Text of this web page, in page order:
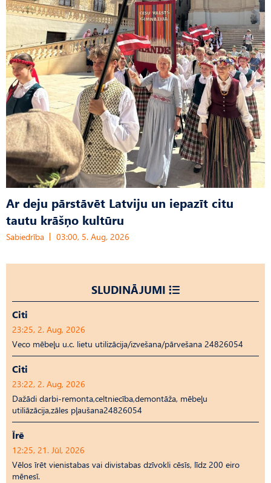
Ar deju pārstāvēt Latviju un iepazīt citu
tautu krāšņo kultūru
Sabiedrība 03:00, 5. Aug, 2026
SLUDINĀJUMI
Citi
23:25, 2. Aug, 2026
Veco mēbeļu u.c. lietu utilizācija/izvešana/pārvešana 24826054
Citi
23:22, 2. Aug, 2026
Dažādi darbi-remonta,celtniecība,demontāža, mēbeļu
utiliāzācija,zāles pļaušana24826054
Īrē
12:25, 21. Jūl, 2026
Vēlos īrēt vienistabas vai divistabas dzīvokli cēsīs, līdz 200 eiro
mēnesī.